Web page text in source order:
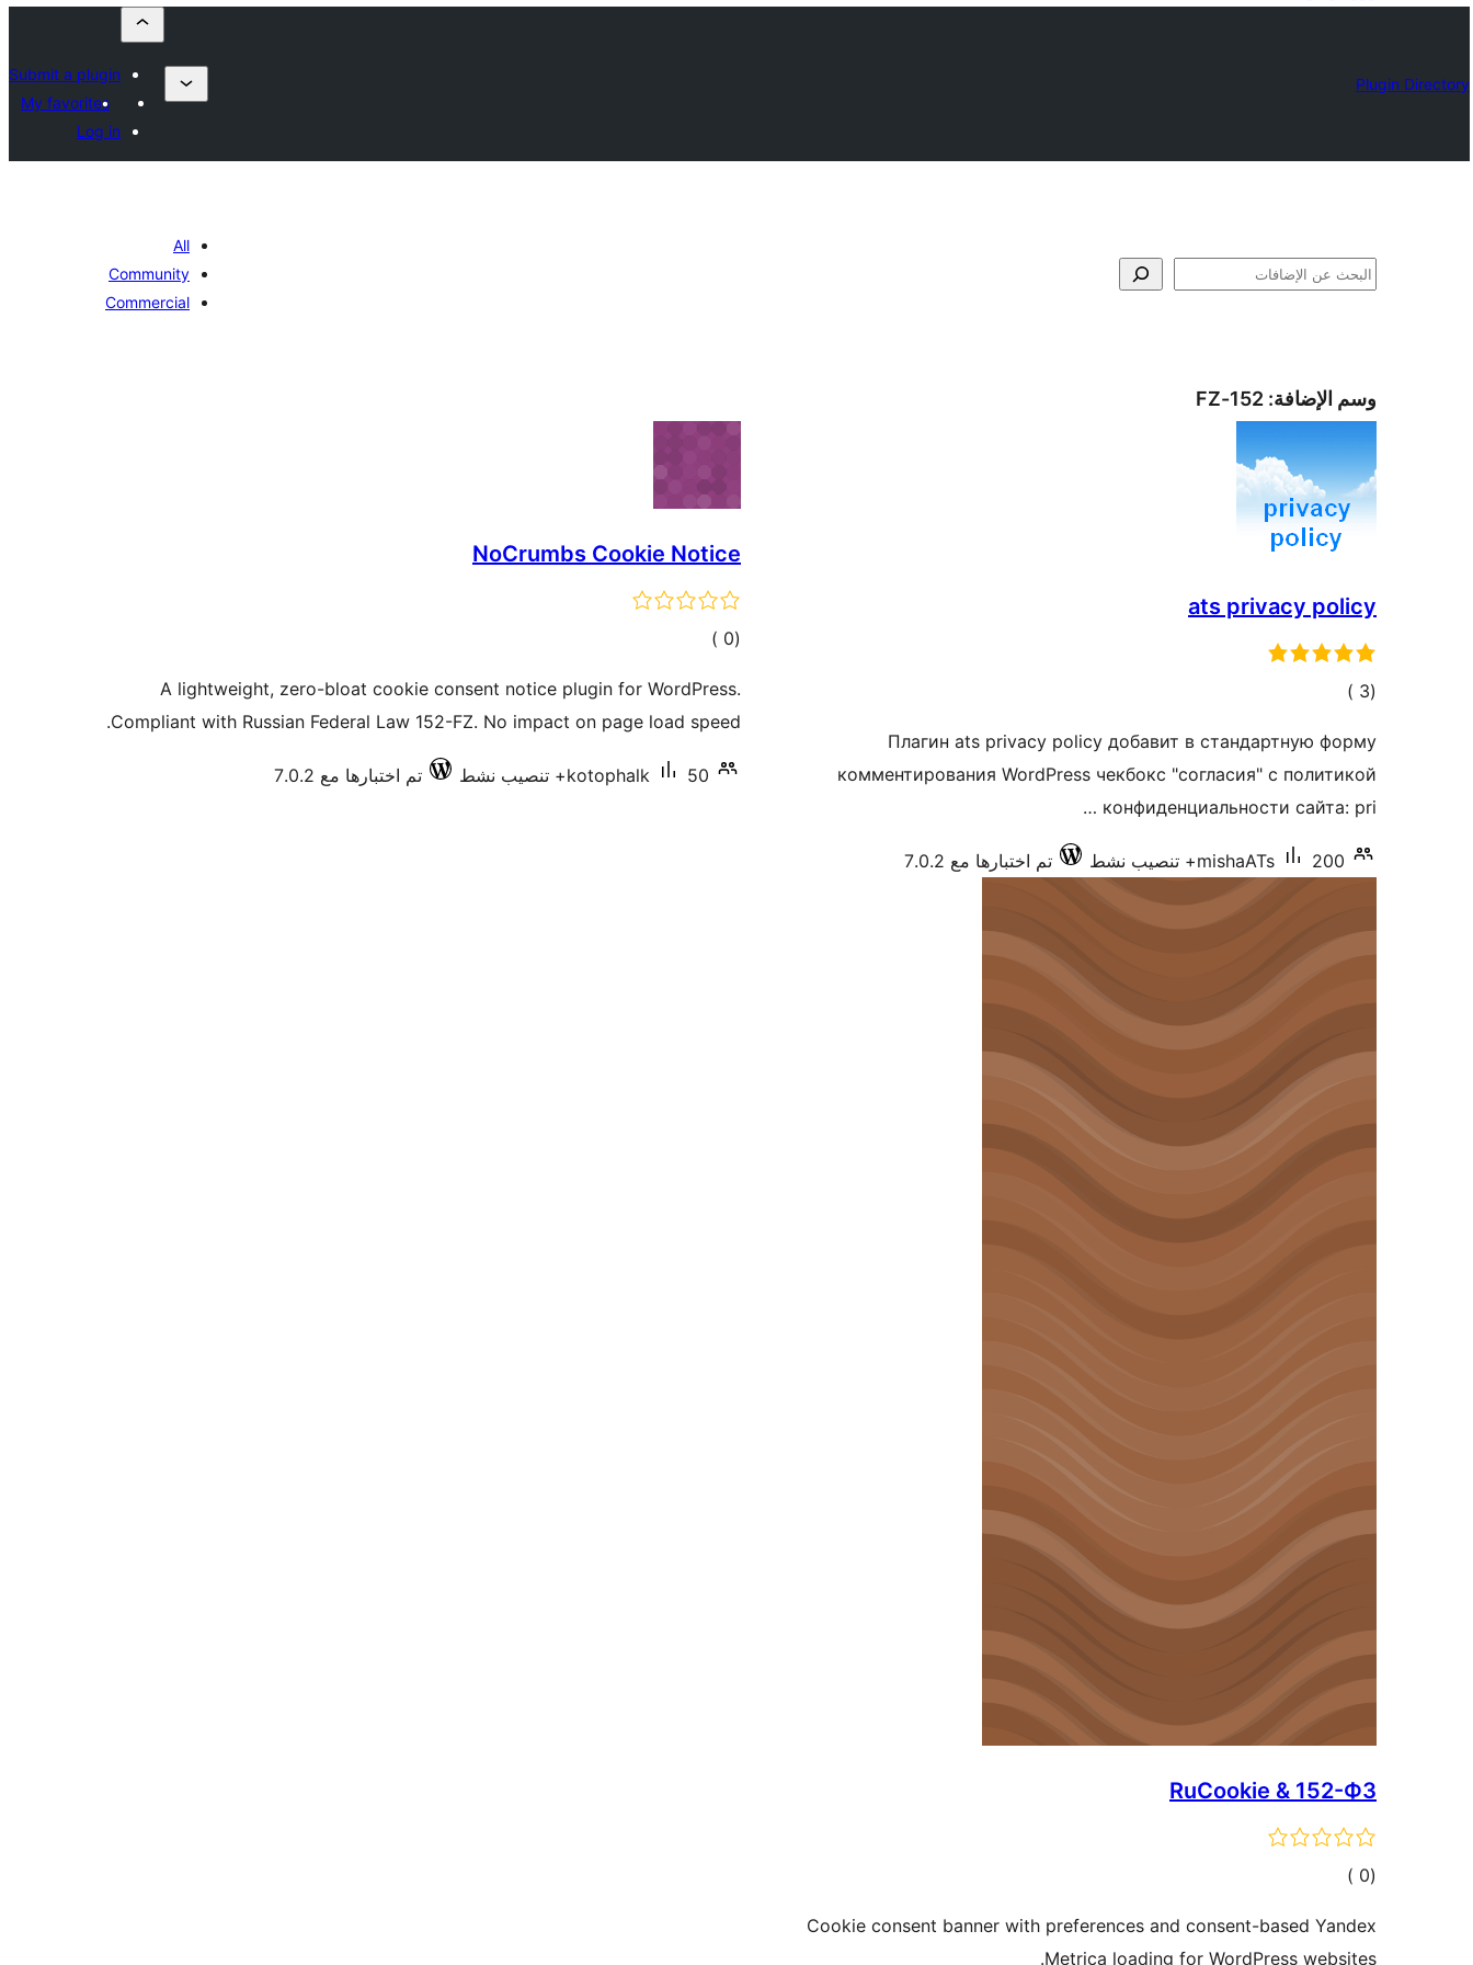
Plugin Directory
Submit a plugin
My favorites
Log in
البحث
All
Community
Commercial
وسم الإضافة: 152-FZ
ats privacy policy
(3
إجمالي)
Плагин ats privacy policy добавит в стандартную форму
комментирования WordPress чекбокс "согласия" с политикой
конфиденциальности сайта: pri …
mishaATs 200+ تنصيب نشط تم اختبارها مع 7.0.2
NoCrumbs Cookie Notice
(0
إجمالي)
A lightweight, zero-bloat cookie consent notice plugin for WordPress.
Compliant with Russian Federal Law 152-FZ. No impact on page load speed.
kotophalk 50+ تنصيب نشط تم اختبارها مع 7.0.2
RuCookie & 152-ФЗ
(0
إجمالي)
Cookie consent banner with preferences and consent-based Yandex
Metrica loading for WordPress websites.